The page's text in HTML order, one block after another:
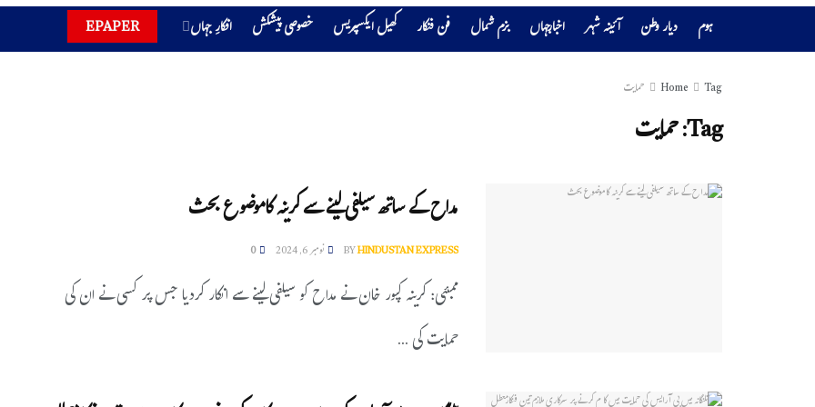
ہوم دیار وطن آئینہ شہر اخبارجہاں بزم شمال فن فنکار کھیل ایکسپریس خصوصی پیشکش افکارِ جہاں EPAPER
Home Tag حمایت
Tag:حمایت
مداح کے ساتھ سیلفی لینے سے کرینہ کاموضوع بحث
BYHINDUSTAN EXPRESS نومبر 6, 2024 0
ممبئی: کرینہ کپور خان نے مداح کو سیلفی لینے سے انکار کردیا جس پر کسی نے ان کی
حمایت کی ...